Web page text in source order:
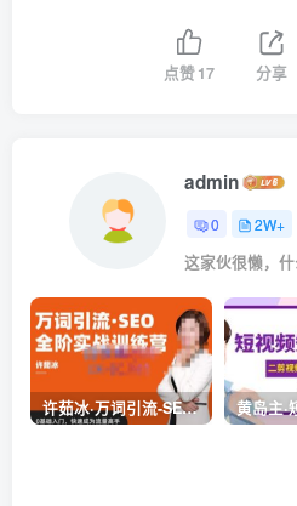
点赞17 分享
admin
0 2W+
这家伙很懒，
许茹冰·万词引流-SEO全阶实战训练营，0基础入门，快速成为流量高手